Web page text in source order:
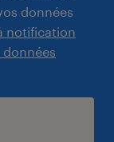
données
notification